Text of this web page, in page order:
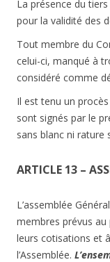
La présence du
pour la validité des
Tout membre du
celui-ci, manqué à
considéré comme
Il est tenu un
sont signés par le
sans blanc ni rature
ARTICLE 13 –
L’assemblée
membres prévus au
leurs cotisations et
l’Assemblée.